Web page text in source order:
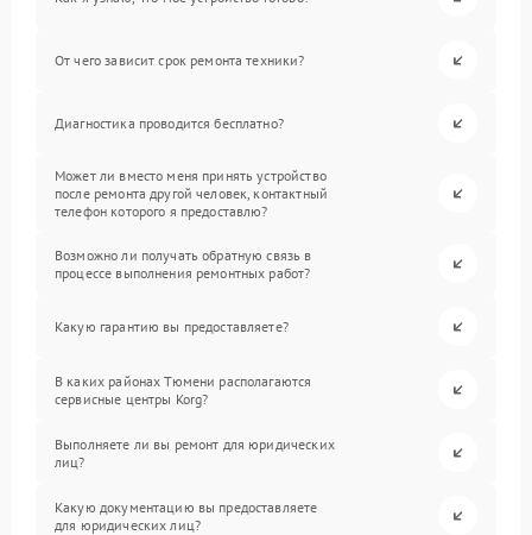
От чего зависит срок ремонта техники?
Диагностика проводится бесплатно?
Может ли вместо меня принять устройство
после ремонта другой человек, контактный
телефон которого я предоставлю?
Возможно ли получать обратную связь в
процессе выполнения ремонтных работ?
Какую гарантию вы предоставляете?
В каких районах Тюмени располагаются
сервисные центры Korg?
Выполняете ли вы ремонт для юридических
лиц?
Какую документацию вы предоставляете
для юридических лиц?